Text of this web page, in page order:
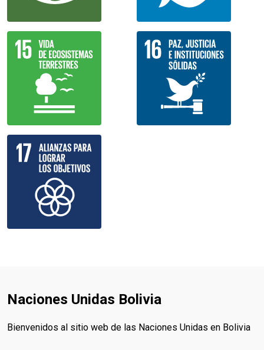
Naciones Unidas Bolivia
Bienvenidos al sitio web de las Naciones Unidas en Bolivia